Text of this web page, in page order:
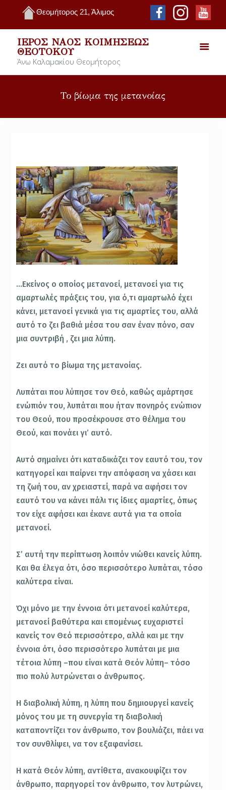
Θεομήτορος 21, Άλιμος
ΙΕΡΌΣ ΝΑΌΣ ΚΟΙΜΉΣΕΩΣ
ΘΕΟΤΌΚΟΥ
Άνω Καλαμακίου Θεομήτορος
Το βίωμα της μετανοίας
…Εκείνος ο οποίος μετανοεί, μετανοεί για τις
αμαρτωλές πράξεις του, για ό,τι αμαρτωλό έχει
κάνει, μετανοεί γενικά για τις αμαρτίες του, αλλά
αυτό το ζει βαθιά μέσα του σαν έναν πόνο, σαν
μια συντριβή , ζει μια λύπη.
Ζει αυτό το βίωμα της μετανοίας.
Λυπάται που λύπησε τον Θεό, καθώς αμάρτησε
ενώπιόν του, λυπάται που ήταν πονηρός ενώπιον
του Θεού, που προσέκρουσε στο θέλημα του
Θεού, και πονάει γι’ αυτό.
Αυτό σημαίνει ότι καταδικάζει τον εαυτό του, τον
κατηγορεί και παίρνει την απόφαση να χάσει και
τη ζωή του, αν χρειαστεί, παρά να αφήσει τον
εαυτό του να κάνει πάλι τις ίδιες αμαρτίες, όπως
τον είχε αφήσει και έκανε αυτά για τα οποία
μετανοεί.
Σ’ αυτή την περίπτωση λοιπόν νιώθει κανείς λύπη.
Και θα έλεγα ότι, όσο περισσότερο λυπάται, τόσο
καλύτερα είναι.
Όχι μόνο με την έννοια ότι μετανοεί καλύτερα,
μετανοεί βαθύτερα και επομένως ευχαριστεί
κανείς τον Θεό περισσότερο, αλλά και με την
έννοια ότι, όσο περισσότερο λυπάται με μια
τέτοια λύπη –που είναι κατά Θεόν λύπη– τόσο
πιο πολύ λυτρώνεται ο άνθρωπος.
Η διαβολική λύπη, η λύπη που δημιουργεί κανείς
μόνος του με τη συνεργία τη διαβολική
καταποντίζει τον άνθρωπο, τον βουλιάζει, πάει να
τον συνθλίψει, να τον εξαφανίσει.
Η κατά Θεόν λύπη, αντίθετα, ανακουφίζει τον
άνθρωπο, παρηγορεί τον άνθρωπο, τον λυτρώνει,